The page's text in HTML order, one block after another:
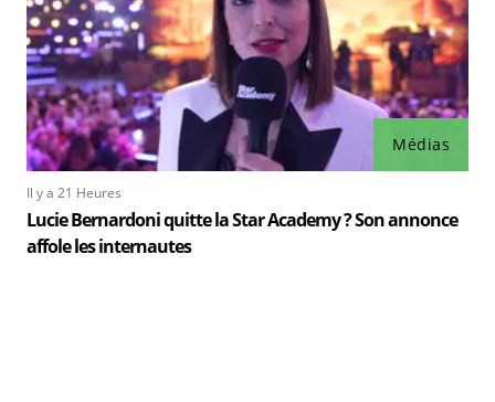
Médias
Il y a 21 Heures
Lucie Bernardoni quitte la Star Academy ? Son annonce
affole les internautes